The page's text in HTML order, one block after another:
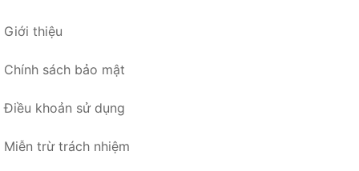
Giới thiệu
Chính sách bảo mật
Điều khoản sử dụng
Miễn trừ trách nhiệm